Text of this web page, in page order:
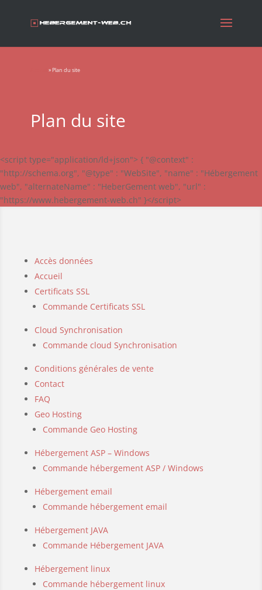
» Plan du site
Plan du site
<script type="application/ld+json"> { "@context" :
"http://schema.org", "@type" : "WebSite", "name" : "Hébergement
web", "alternateName" : "HeberGement web", "url" :
"https://www.hebergement-web.ch" }</script>
Accès données
Accueil
Certificats SSL
Commande Certificats SSL
Cloud Synchronisation
Commande cloud Synchronisation
Conditions générales de vente
Contact
FAQ
Geo Hosting
Commande Geo Hosting
Hébergement ASP – Windows
Commande hébergement ASP / Windows
Hébergement email
Commande hébergement email
Hébergement JAVA
Commande Hébergement JAVA
Hébergement linux
Commande hébergement linux